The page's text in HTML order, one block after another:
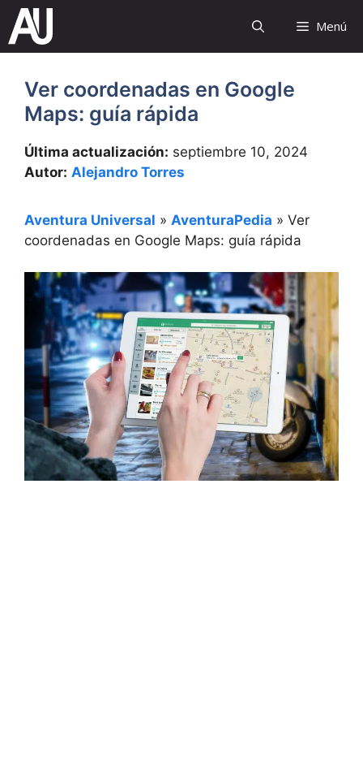
Saltar
contenido
Menú
Ver coordenadas en Google
Maps: guía rápida
Última actualización: septiembre 10, 2024
Autor: Alejandro Torres
Aventura Universal » AventuraPedia » Ver
coordenadas en Google Maps: guía rápida